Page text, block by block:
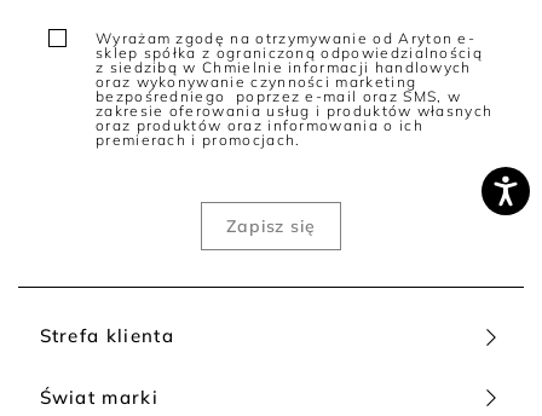
Strefa klienta
Świat marki
Wyrażam zgodę na otrzymywanie od Aryton e-
sklep spółka z ograniczoną odpowiedzialnością
z siedzibą w Chmielnie informacji handlowych
oraz wykonywanie czynności marketing
bezpośredniego poprzez e-mail oraz SMS, w
zakresie oferowania usług i produktów własnych
oraz produktów oraz informowania o ich
premierach i promocjach.